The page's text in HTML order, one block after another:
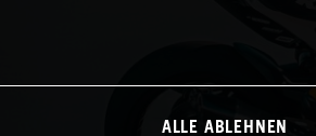
ALLE ABLEHNEN